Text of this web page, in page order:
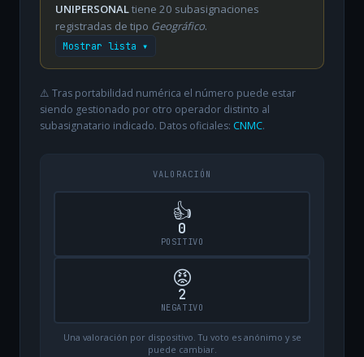
UNIPERSONALtiene 20 subasignaciones
registradas de tipo Geográfico.
Mostrar lista ▾
⚠️ Tras portabilidad numérica el número puede estar
siendo gestionado por otro operador distinto al
subasignatario indicado. Datos oficiales: CNMC.
VALORACIÓN
👍
0
POSITIVO
😡
2
NEGATIVO
Una valoración por dispositivo. Tu voto es anónimo y se
puede cambiar.